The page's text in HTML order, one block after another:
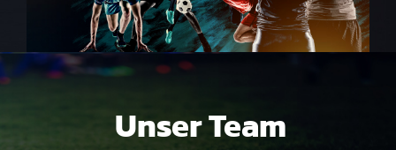
Unser Team